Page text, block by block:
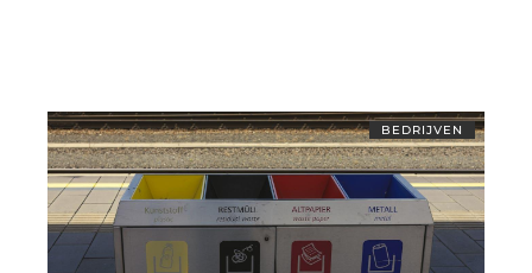
BEDRIJVEN